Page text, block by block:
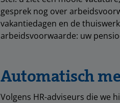
gesprek nog over
vakantiedagen en de
arbeidsvoorwaarde: uw
Automatisch
Volgens HR-adviseurs die we